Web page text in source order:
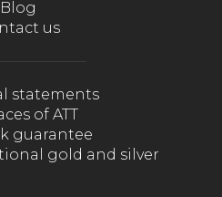
Blog
us
statements
of ATT
guarantee
gold and silver